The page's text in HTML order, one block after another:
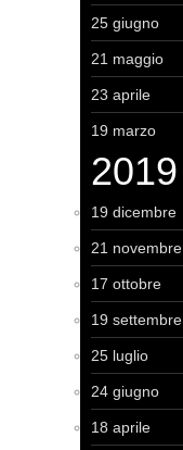
25 giugno
21 maggio
23 aprile
19 marzo
2019
19 dicembre
21 novembre
17 ottobre
19 settembre
25 luglio
24 giugno
18 aprile